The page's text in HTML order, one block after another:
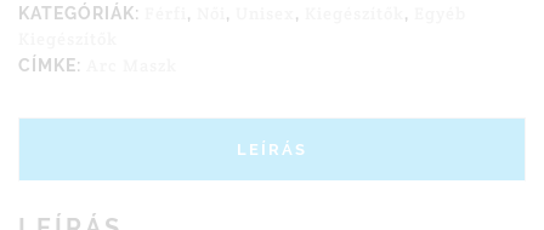
KATEGÓRIÁK: , , , ,
CÍMKE:
LEÍRÁS